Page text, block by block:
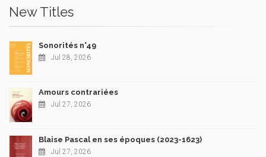
New Titles
Sonorités n°49
Jul 28, 2026
Amours contrariées
Jul 27, 2026
Blaise Pascal en ses époques (2023-1623)
Jul 27, 2026